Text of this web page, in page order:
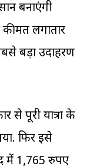
बनाएंगी
लगातार
बड़ा उदाहरण
से पूरी यात्रा के
फिर इसे
में 1,765 रुपए